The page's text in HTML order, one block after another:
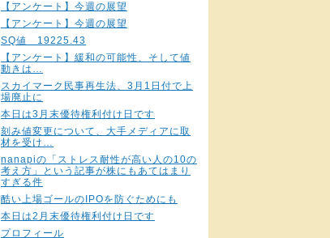
【アンケート】今週の展望
【アンケート】今週の展望
SQ値 19225.43
【アンケート】緩和の可能性、そして値
動きは…
スカイマーク民事再生法、3月1日付で上
場廃止に
本日は3月末優待権利付け日です
刻み値変更について、大手メディアに取
材を受け…
nanapiの「ストレス耐性が高い人の10の
考え方」という記事が株にもあてはまり
すぎる件
酷い上場ゴールのIPOを防ぐためにも
本日は2月末優待権利付け日です
プロフィール